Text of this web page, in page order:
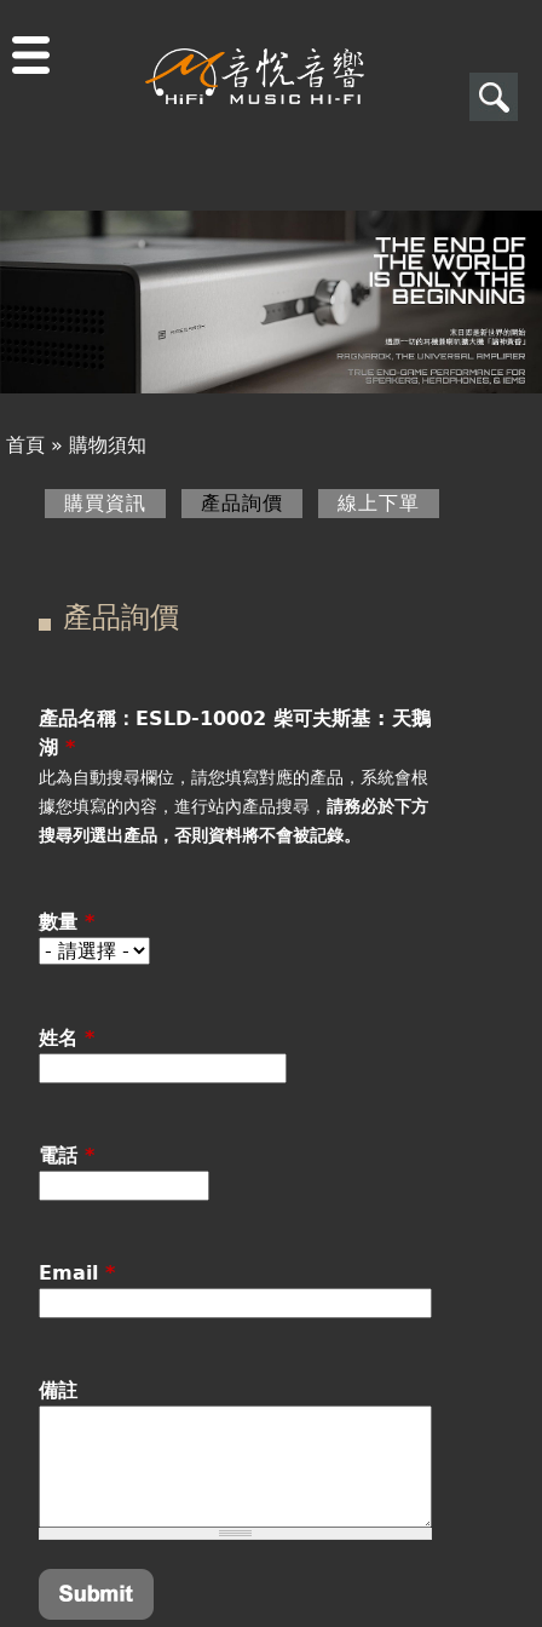
搜
表
單
搜
尋
商品一覽
二手專區
視聽專欄
購物須知
購買資訊
視聽室預約
線上商城
您
首頁 » 購物須知
引
標
籤
購買資訊 產品詢價 (作用中頁籤)
線上下單
產品詢價
產品名稱：ESLD-10002 柴可夫斯基 : 天鵝
湖*
此為自動搜尋欄位，請您填寫對應的產品，系統會根
據您填寫的內容，進行站內產品搜尋，請務必於下方
搜尋列選出產品 ，否則資料將不會被記錄。
數量*
姓名*
電話*
Email*
備註